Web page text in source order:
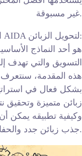
غير مسبوقة.
الإستفادة من نموذج AIDA لتحويل الزبائن:
التسويق والتي تهدف
هذه المقدمة، سنتعرف
بشكل فعال في
زبائن متميزة وتحقيق
وكيفية تطبيقه يمكن
جذب زبائن جدد والحفاظ عليهم.